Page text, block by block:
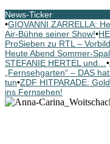
News-Ticker
•GIOVANNI ZARRELLA:
Air-Bühne seiner Show!•
ProSieben zu RTL –
Heute Abend Sommer-
STEFANIE HERTEL und… •
„Fernsehgarten“ – DAS
tun•ZDF HITPARADE:
ins Fernsehen!